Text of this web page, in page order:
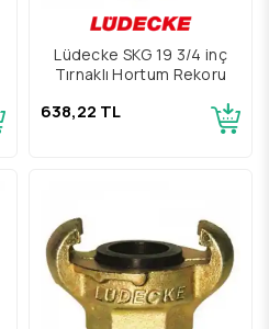
Lüdecke SKG 19 3/4 inç
Tırnaklı Hortum Rekoru
638,22 TL